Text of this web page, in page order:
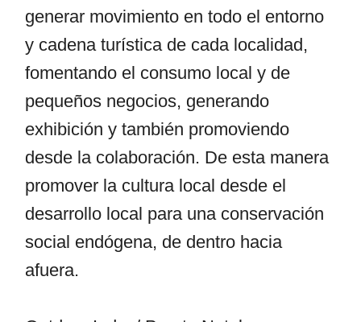
generar movimiento en todo el entorno
y cadena turística de cada localidad,
fomentando el consumo local y de
pequeños negocios, generando
exhibición y también promoviendo
desde la colaboración. De esta manera
promover la cultura local desde el
desarrollo local para una conservación
social endógena, de dentro hacia
afuera.